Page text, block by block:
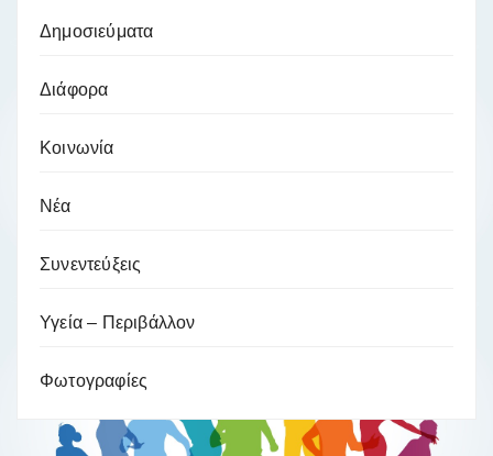
Δημοσιεύματα
Διάφορα
Κοινωνία
Νέα
Συνεντεύξεις
Υγεία – Περιβάλλον
Φωτογραφίες